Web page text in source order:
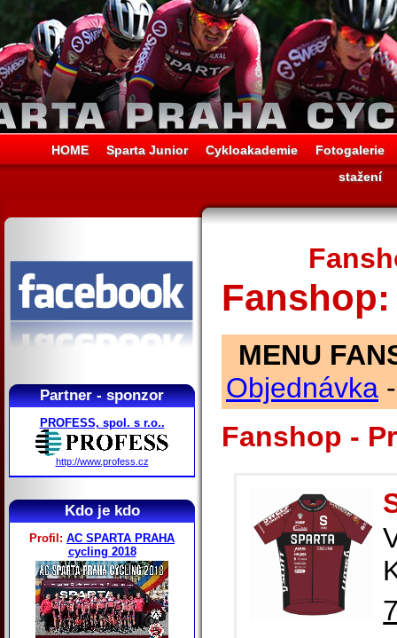
HOME Sparta Junior Cykloakademie
Fotogalerie
stažení
Partner - sponzor
PROFESS, spol. s r.o..
http://www.profess.cz
Kdo je kdo
Profil: AC SPARTA PRAHA
cycling 2018
Fanshop:
MENU
Objednávka
Fanshop -